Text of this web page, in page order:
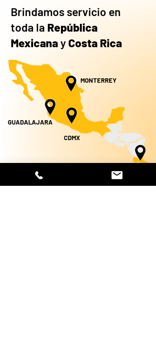
Brindamos servicio en
toda la República
MexicanayCosta Rica
MONTERREY
GUADALAJARA
CDMX